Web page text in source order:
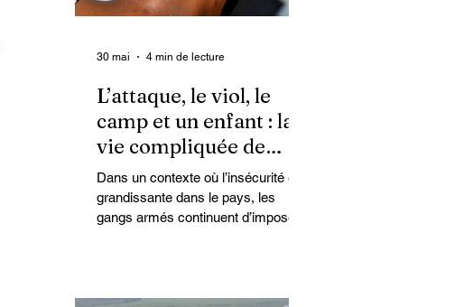
L’attaque, le viol, le
camp et un enfant : la
vie compliquée de
Kimberly
Dans un contexte où l’insécurité est
grandissante dans le pays, les
gangs armés continuent d’imposer
utilisent pour asservir les
30 mai 4 min de lecture